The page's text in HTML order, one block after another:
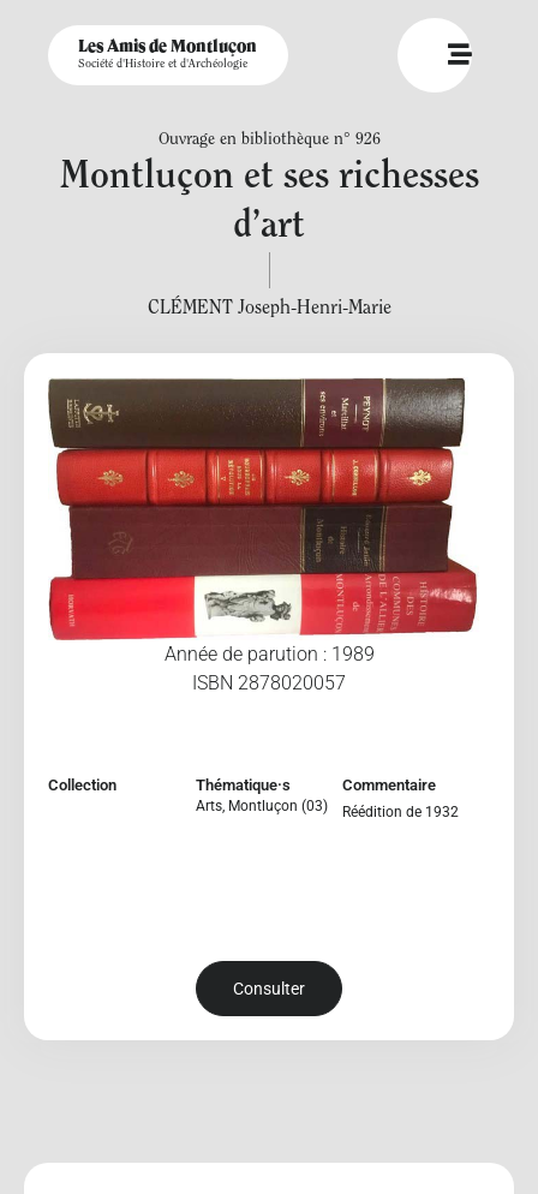
Les Amis de Montluçon
Société d'Histoire et d'Archéologie
Ouvrage en bibliothèque n° 926
Montluçon et ses richesses
d’art
CLÉMENT Joseph-Henri-Marie
Année de parution : 1989
ISBN 2878020057
Collection Thématique·s
Arts, Montluçon (03)
Commentaire
Réédition de 1932
Consulter